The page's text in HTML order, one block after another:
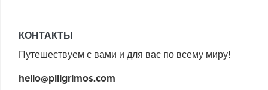
КОНТАКТЫ
Путешествуем с вами и для вас по всему миру!
hello@piligrimos.com